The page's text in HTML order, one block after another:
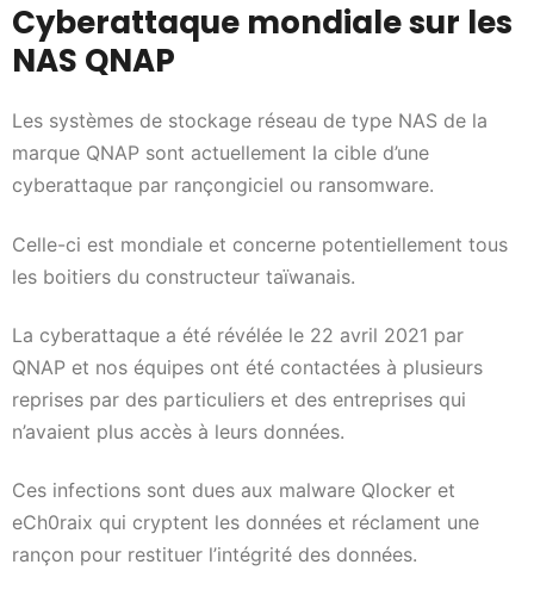
Cyberattaque mondiale sur les
NAS QNAP
Les systèmes de stockage réseau de type NAS de la
marque QNAP sont actuellement la cible d’une
cyberattaque par rançongiciel ou ransomware.
Celle-ci est mondiale et concerne potentiellement tous
les boitiers du constructeur taïwanais.
La cyberattaque a été révélée le 22 avril 2021 par
QNAP et nos équipes ont été contactées à plusieurs
reprises par des particuliers et des entreprises qui
n’avaient plus accès à leurs données.
Ces infections sont dues aux malware Qlocker et
eCh0raix qui cryptent les données et réclament une
rançon pour restituer l’intégrité des données.